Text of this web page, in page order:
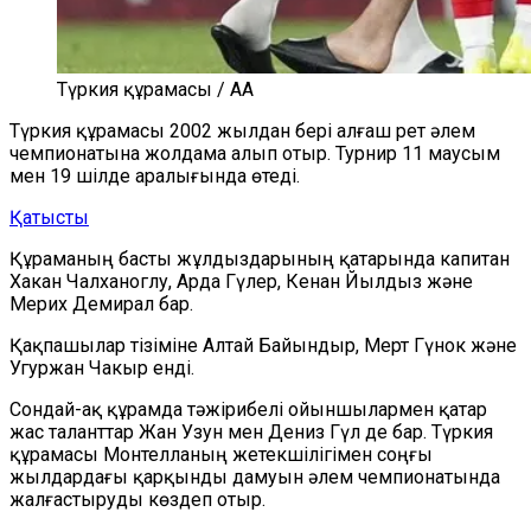
Түркия құрамасы / AA
Түркия құрамасы 2002 жылдан бері алғаш рет әлем
чемпионатына жолдама алып отыр. Турнир 11 маусым
мен 19 шілде аралығында өтеді.
Қатысты
Құраманың басты жұлдыздарының қатарында капитан
Хакан Чалханоглу, Арда Гүлер, Кенан Йылдыз және
Мерих Демирал бар.
Қақпашылар тізіміне Алтай Байындыр, Мерт Гүнок және
Угуржан Чакыр енді.
Сондай-ақ құрамда тәжірибелі ойыншылармен қатар
жас таланттар Жан Узун мен Дениз Гүл де бар. Түркия
құрамасы Монтелланың жетекшілігімен соңғы
жылдардағы қарқынды дамуын әлем чемпионатында
жалғастыруды көздеп отыр.